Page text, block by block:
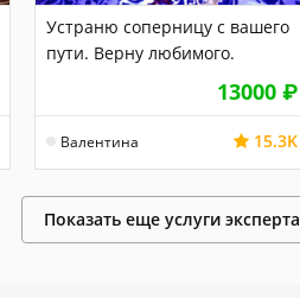
Устраню соперницу с вашего
пути. Верну любимого.
13000 ₽
Валентина 15.3K
Показать еще услуги эксперта